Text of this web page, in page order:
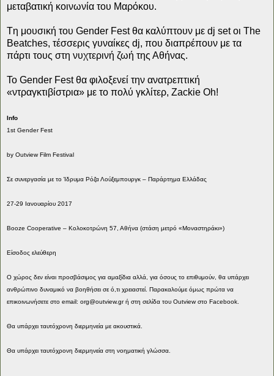
μεταβατική κοινωνία του Μαρόκου.
Tη μουσική του Gender Fest θα καλύπτουν με dj set οι The
Beatches, τέσσερις γυναίκες dj, που διαπρέπουν με τα
πάρτι τους στη νυχτερινή ζωή της Αθήνας.
To Gender Fest θα φιλοξενεί την ανατρεπτική
«ντραγκτιβίστρια» με το πολύ γκλίτερ, Zackie Oh!
Info
1st Gender Fest
by Outview Film Festival
Σε συνεργασία με το Ίδρυμα Ρόζα Λούξεμπουργκ – Παράρτημα Ελλάδας
27-29 Ιανουαρίου 2017
Booze Cooperative – Κολοκοτρώνη 57, Αθήνα (στάση μετρό «Μοναστηράκι»)
Είσοδος ελεύθερη
Ο χώρος δεν είναι προσβάσιμος για αμαξίδια αλλά, για όσους το επιθυμούν, θα υπάρχει
ανθρώπινο δυναμικό να βοηθήσει σε ό,τι χρειαστεί. Παρακαλούμε όμως πρώτα να
επικοινωνήσετε στο email: org@outview.grή στη σελίδα του Outview στο Facebook.
Θα υπάρχει ταυτόχρονη διερμηνεία με ακουστικά.
Θα υπάρχει ταυτόχρονη διερμηνεία στη νοηματική γλώσσα.